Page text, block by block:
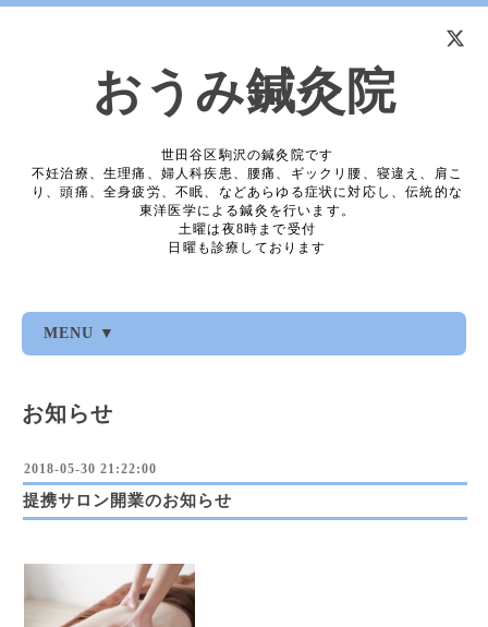
おうみ鍼灸院
世田谷区駒沢の鍼灸院です
不妊治療、生理痛、婦人科疾患、腰痛、ギックリ腰、寝違え、肩こ
り、頭痛、全身疲労、不眠、などあらゆる症状に対応し、伝統的な
東洋医学による鍼灸を行います。
土曜は夜8時まで受付
日曜も診療しております
MENU ▼
お知らせ
2018-05-30 21:22:00
提携サロン開業のお知らせ